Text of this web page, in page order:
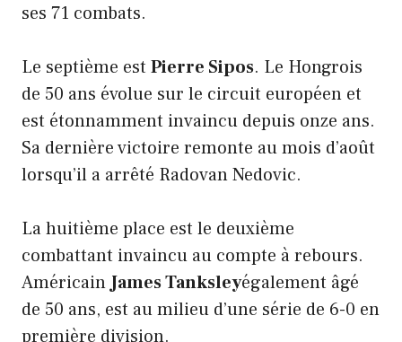
ses 71 combats.
Le septième est Pierre Sipos. Le Hongrois
de 50 ans évolue sur le circuit européen et
est étonnamment invaincu depuis onze ans.
Sa dernière victoire remonte au mois d’août
lorsqu’il a arrêté Radovan Nedovic.
La huitième place est le deuxième
combattant invaincu au compte à rebours.
AméricainJames Tanksleyégalement âgé
de 50 ans, est au milieu d’une série de 6-0 en
première division.